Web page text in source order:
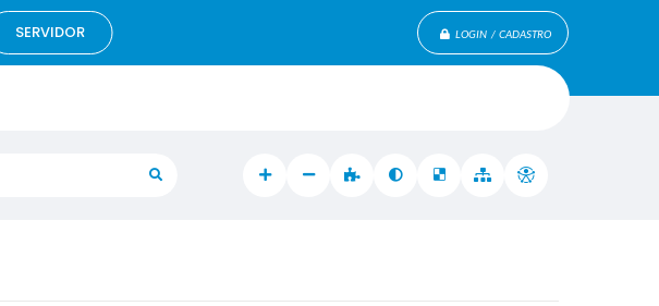
LOGIN / CADASTRO
SERVIDOR